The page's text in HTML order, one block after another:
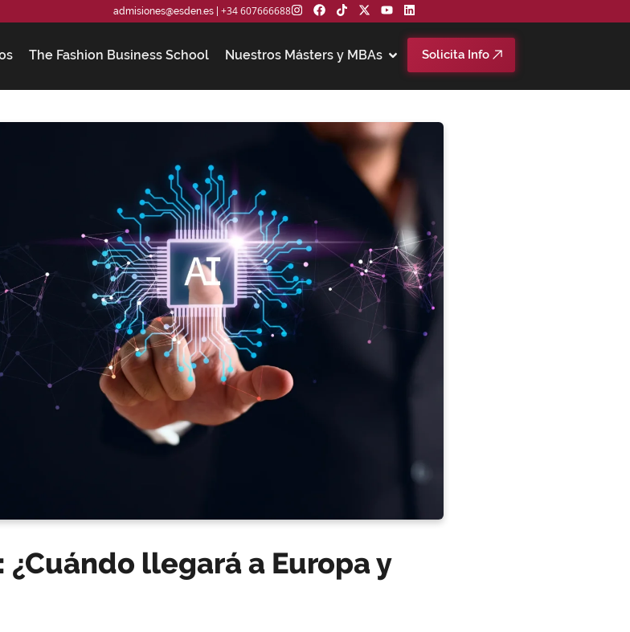
admisiones@esden.es| +34 607666688
The Fashion Business School Nuestros Másters y MBAs Solicita Info
llegará a Europa y